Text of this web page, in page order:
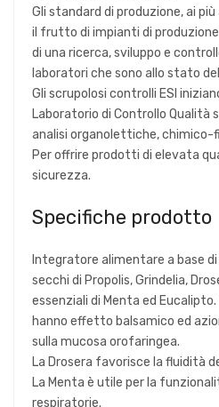
Gli standard di produzione, ai
il frutto di impianti di
di una ricerca, sviluppo e
laboratori che sono allo stato
Gli scrupolosi controlli ESI
Laboratorio di Controllo
analisi organolettiche, chimico-
Per offrire prodotti di elevata
sicurezza.
Specifiche prodotto
Integratore alimentare a base
secchi di Propolis, Grindelia,
essenziali di Menta ed
hanno effetto balsamico ed
sulla mucosa orofaringea.
La Drosera favorisce la fluidità
La Menta è utile per la
respiratorie.